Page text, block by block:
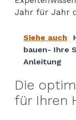
Jahr für Jahr
Siehe auch
bauen- Ihre
Anleitung
Die
für Ihren